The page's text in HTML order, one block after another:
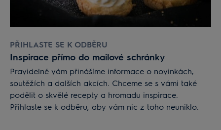
PŘIHLASTE SE K ODBĚRU
Inspirace přímo do mailové schránky
Pravidelně vám přinášíme informace o novinkách,
soutěžích a dalších akcích. Chceme se s vámi také
podělit o skvělé recepty a hromadu inspirace.
Přihlaste se k odběru, aby vám nic z toho neuniklo.